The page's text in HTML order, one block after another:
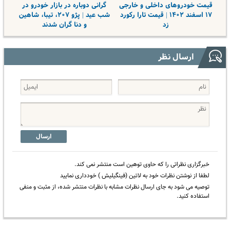
قیمت خودروهای داخلی و خارجی
۱۷ اسفند ۱۴۰۲ | قیمت تارا رکورد
زد
گرانی دوباره در بازار خودرو در
شب عید | پژو ۲۰۷، تیبا، شاهین
و دنا گران شدند
ارسال نظر
ارسال
خبرگزاری نظراتی را که حاوی توهین است منتشر نمی کند.
لطفا از نوشتن نظرات خود به لاتین (فینگیلیش ) خودداری نمایید
توصیه می شود به جای ارسال نظرات مشابه با نظرات منتشر شده، از مثبت و منفی
استفاده کنید.